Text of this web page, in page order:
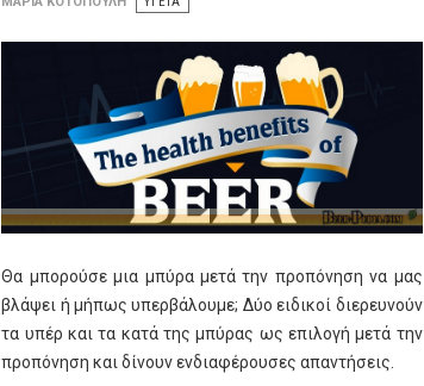
Θα μπορούσε μια μπύρα μετά την προπόνηση να μας
βλάψει ή μήπως υπερβάλουμε; Δύο ειδικοί διερευνούν
τα υπέρ και τα κατά της μπύρας ως επιλογή μετά την
προπόνηση και δίνουν ενδιαφέρουσες απαντήσεις.